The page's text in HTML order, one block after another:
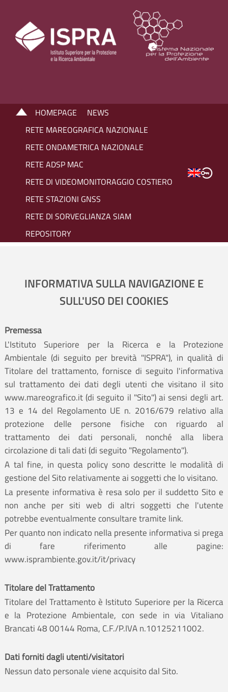
HOMEPAGE
NEWS
RETE MAREOGRAFICA NAZIONALE
RETE ONDAMETRICA NAZIONALE
RETE ADSP MAC
RETE DI VIDEOMONITORAGGIO COSTIERO
RETE STAZIONI GNSS
RETE DI SORVEGLIANZA SIAM
REPOSITORY
INFORMATIVA SULLA NAVIGAZIONE E
SULL'USO DEI COOKIES
Premessa
L'Istituto Superiore per la Ricerca e la Protezione
Ambientale (di seguito per brevità "ISPRA"), in qualità di
Titolare del trattamento, fornisce di seguito l'informativa
sul trattamento dei dati degli utenti che visitano il sito
www.mareografico.it (di seguito il "Sito") ai sensi degli art.
13 e 14 del Regolamento UE n. 2016/679 relativo alla
protezione delle persone fisiche con riguardo al
trattamento dei dati personali, nonché alla libera
circolazione di tali dati (di seguito "Regolamento").
A tal fine, in questa policy sono descritte le modalità di
gestione del Sito relativamente ai soggetti che lo visitano.
La presente informativa è resa solo per il suddetto Sito e
non anche per siti web di altri soggetti che l'utente
potrebbe eventualmente consultare tramite link.
Per quanto non indicato nella presente informativa si prega
di fare riferimento alle pagine:
www.isprambiente.gov.it/it/privacy
Titolare del Trattamento
Titolare del Trattamento è Istituto Superiore per la Ricerca
e la Protezione Ambientale, con sede in via Vitaliano
Brancati 48 00144 Roma, C.F./P.IVA n.10125211002.
Dati forniti dagli utenti/visitatori
Nessun dato personale viene acquisito dal Sito.